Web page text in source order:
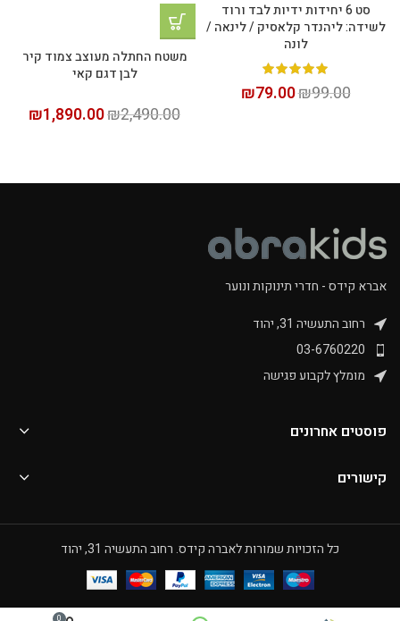
סט 6 יחידות ידיות לבד ורוד
לשידה: ליהנדר קלאסיק / לינאה /
לונה
₪99.00
₪79.00
משטח החתלה מעוצב צמוד קיר
לבן דגם קאי
₪2,490.00
₪1,890.00
אברא קידס - חדרי תינוקות ונוער
רחוב התעשיה 31, יהוד
03-6760220
מומלץ לקבוע פגישה
פוסטים אחרונים
קישורים
כל הזכויות שמורות לאברה קידס. רחוב התעשיה 31, יהוד